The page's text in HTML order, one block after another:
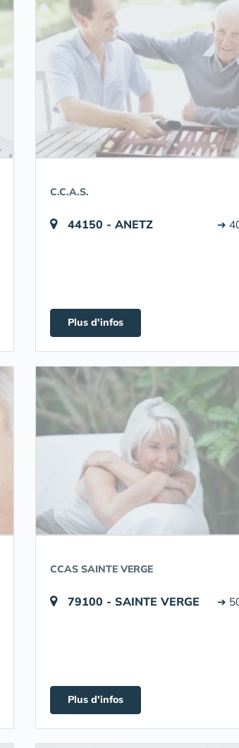
C.C.A.S.
44150 - ANETZ ➔
Plus d'infos
CCAS SAINTE VERGE
79100 - SAINTE VERGE ➔
Plus d'infos